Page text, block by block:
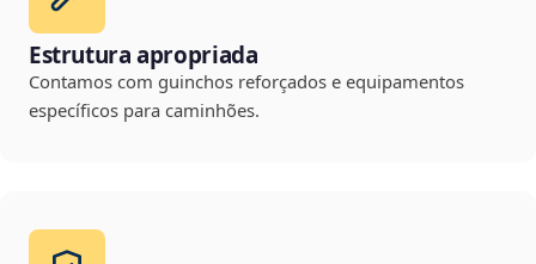
Estrutura apropriada
Contamos com guinchos reforçados e equipamentos
específicos para caminhões.